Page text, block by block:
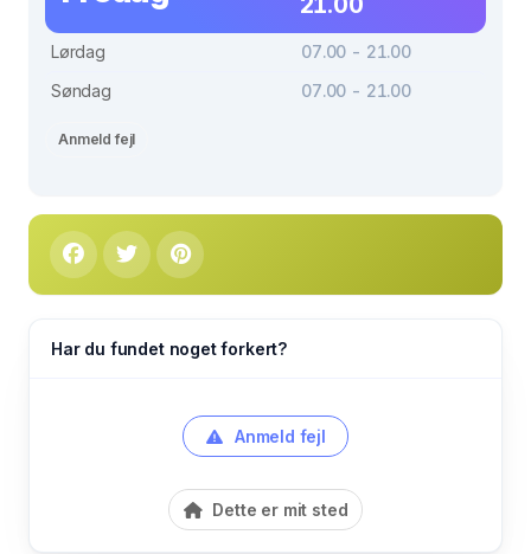
Lørdag
07.00 - 21.00
Søndag
07.00 - 21.00
Anmeld fejl
Har du fundet noget forkert?
Anmeld fejl
Dette er mit sted